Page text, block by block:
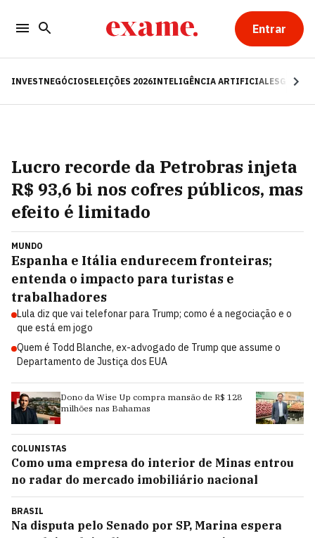
Entrar
INVESTNEGÓCIOSELEIÇÕES 2026INTELIGÊNCIA ARTIFICIALESG
Lucro recorde da Petrobras injeta
R$ 93,6 bi nos cofres públicos, mas
efeito é limitado
MUNDO
Espanha e Itália endurecem fronteiras;
entenda o impacto para turistas e
trabalhadores
Lula diz que vai telefonar para Trump; como é a negociação e o
que está em jogo
Quem é Todd Blanche, ex-advogado de Trump que assume o
Departamento de Justiça dos EUA
Up compra mansão de R$ 128
O rei do interior fatura R$ 7,9
supermercados e divide o
COLUNISTAS
Como uma empresa do interior de Minas entrou
no radar do mercado imobiliário nacional
BRASIL
Na disputa pelo Senado por SP, Marina espera